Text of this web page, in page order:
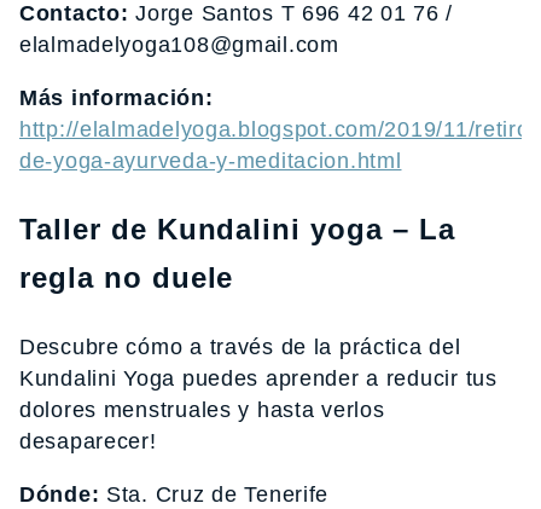
Contacto: Jorge Santos T 696 42 01 76 /
elalmadelyoga108@gmail.com
Más información:
http://elalmadelyoga.blogspot.com/2019/11/retiro-
de-yoga-ayurveda-y-meditacion.html
Taller de Kundalini yoga – La
regla no duele
Descubre cómo a través de la práctica del
Kundalini Yoga puedes aprender a reducir tus
dolores menstruales y hasta verlos
desaparecer!
Dónde: Sta. Cruz de Tenerife